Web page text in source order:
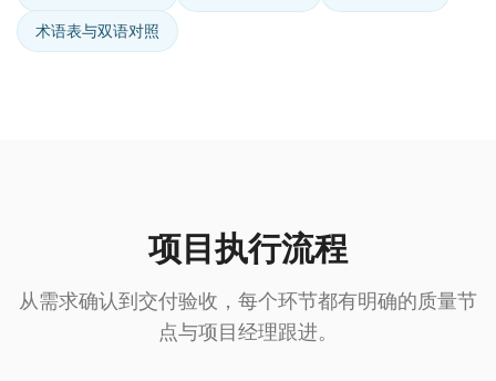
术语表与双语对照
项目执行流程
从需求确认到交付验收，每个环节都有明确的质量节
点与项目经理跟进。